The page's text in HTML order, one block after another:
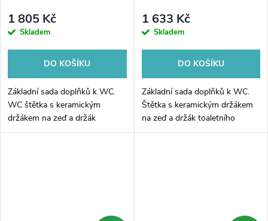
1 805 Kč
Skladem
DO KOŠÍKU
Základní sada doplňků k WC.
WC štětka s keramickým
držákem na zeď a držák
toaletního papíru ze série
1 633 Kč
Skladem
DO KOŠÍKU
Základní sada doplňků k WC.
Štětka s keramickým držákem
na zeď a držák toaletního
papíru ze série Nimco Maya.